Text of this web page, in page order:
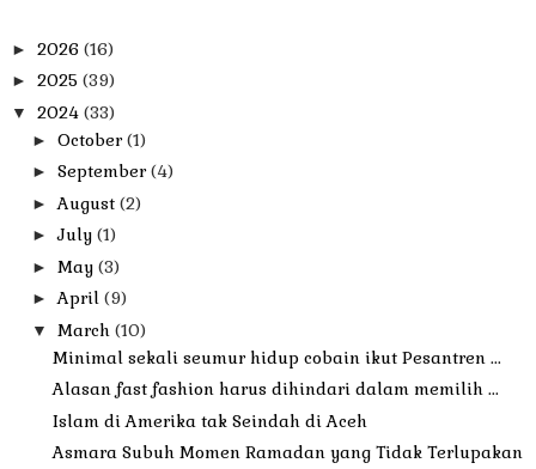
► 2026 (16)
► 2025 (39)
▼ 2024 (33)
► October(1)
► September(4)
► August (2)
►July (1)
► May (3)
► April (9)
▼ March (10)
Minimal sekali seumur hidup cobain ikut Pesantren ...
Alasan fast fashion harus dihindari dalam memilih ...
Islam di Amerika tak Seindah di Aceh
Asmara Subuh Momen Ramadan yang Tidak Terlupakan